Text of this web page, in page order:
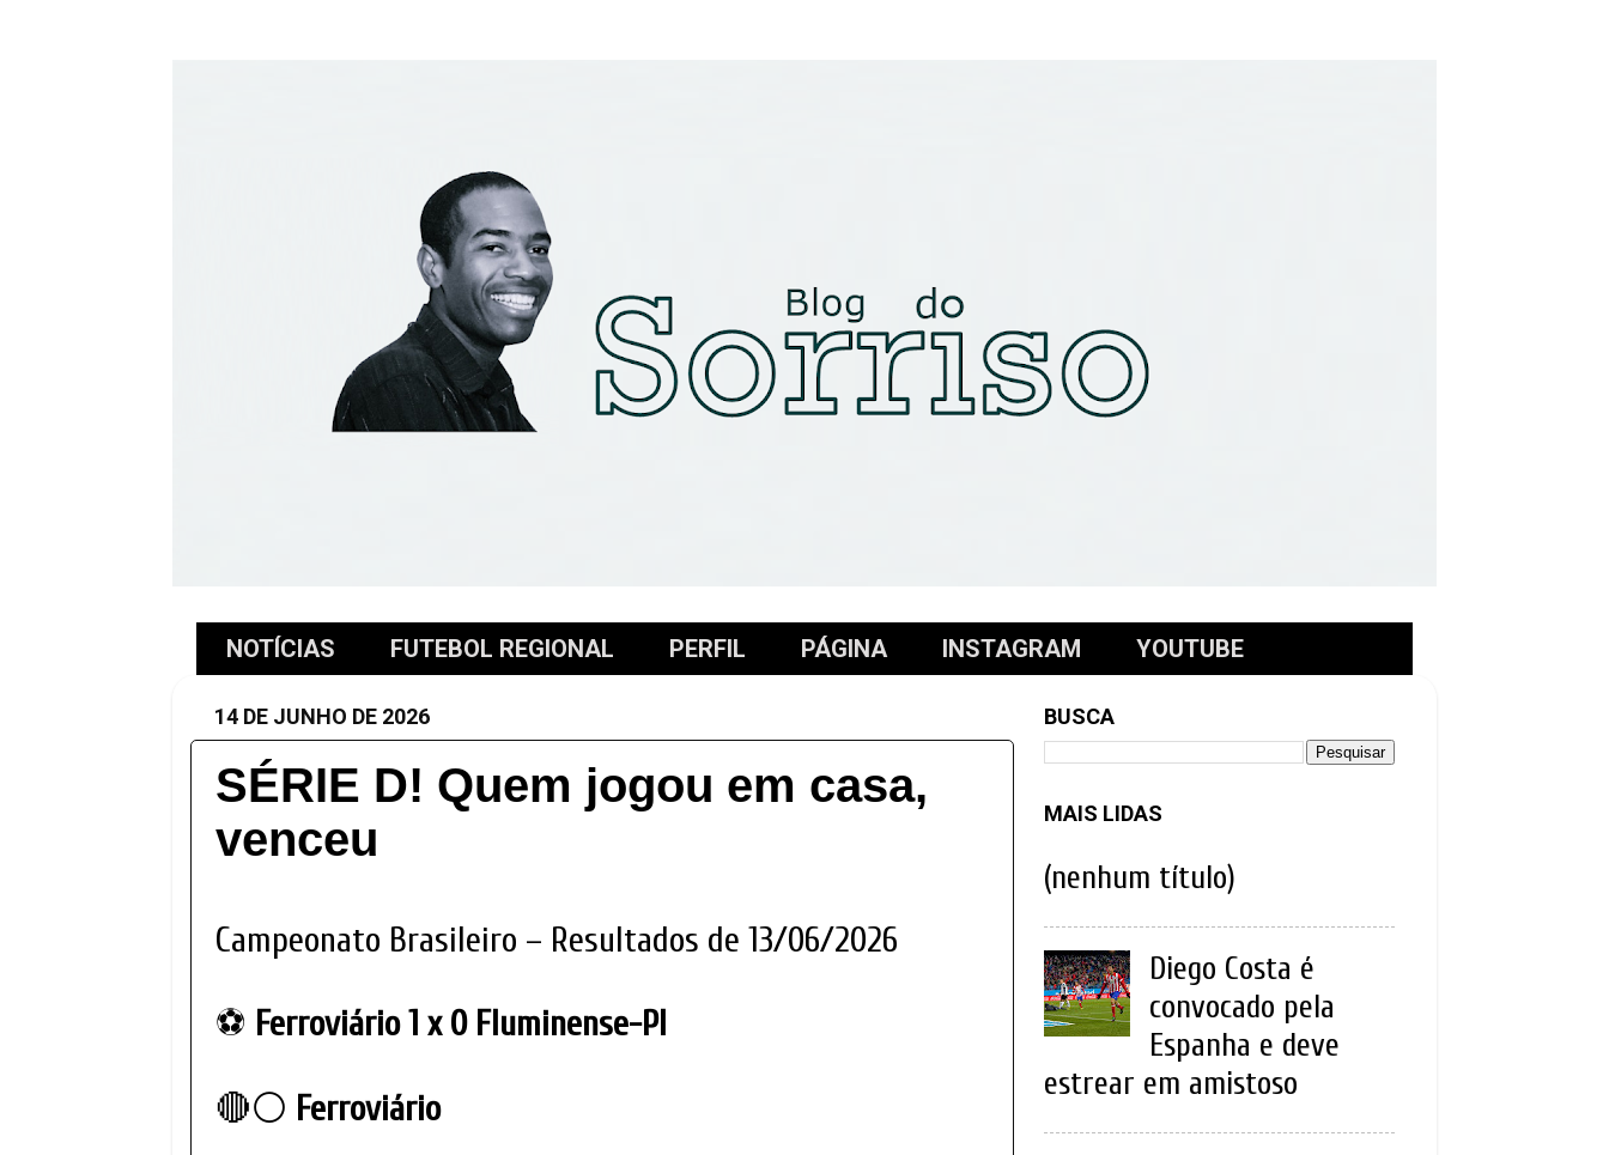
NOTÍCIAS FUTEBOL REGIONAL PERFIL PÁGINA INSTAGRAM YOUTUBE
14 DE JUNHO DE 2026
SÉRIE D! Quem jogou em casa,
venceu
Campeonato Brasileiro – Resultados de 13/06/2026
⚽ Ferroviário 1 x 0 Fluminense-PI
🔴⚪ Ferroviário
BUSCA
MAIS LIDAS
(nenhum título)
Diego Costa é
convocado pela
Espanha e deve
estrear em amistoso